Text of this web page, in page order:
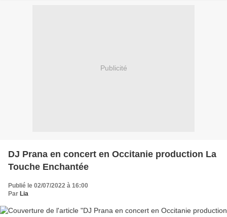
Publicité
DJ Prana en concert en Occitanie production La
Touche Enchantée
Publié le 02/07/2022 à 16:00
Par Lia